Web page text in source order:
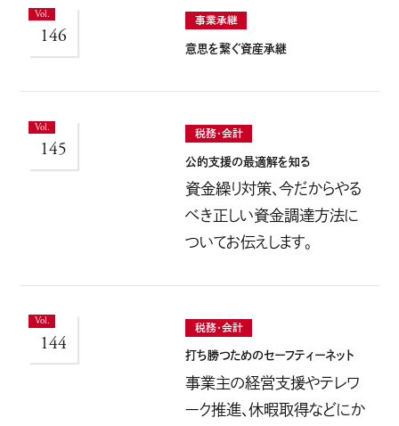
146
事業承継
意思を繋ぐ資産承継
145
税務・会計
公的支援の最適解を知る
資金繰り対策、今だからやる
べき正しい資金調達方法に
ついてお伝えします。
144
税務・会計
打ち勝つためのセーフティーネット
事業主の経営支援やテレワ
ーク推進、休暇取得などにか